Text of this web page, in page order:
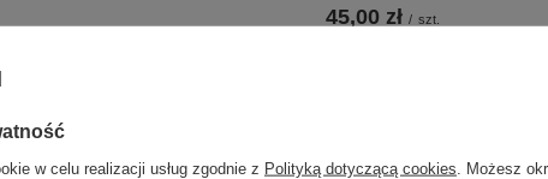
45,00 zł / szt.
w celu realizacji usług zgodnie z Polityką dotyczącą cookies . Możesz